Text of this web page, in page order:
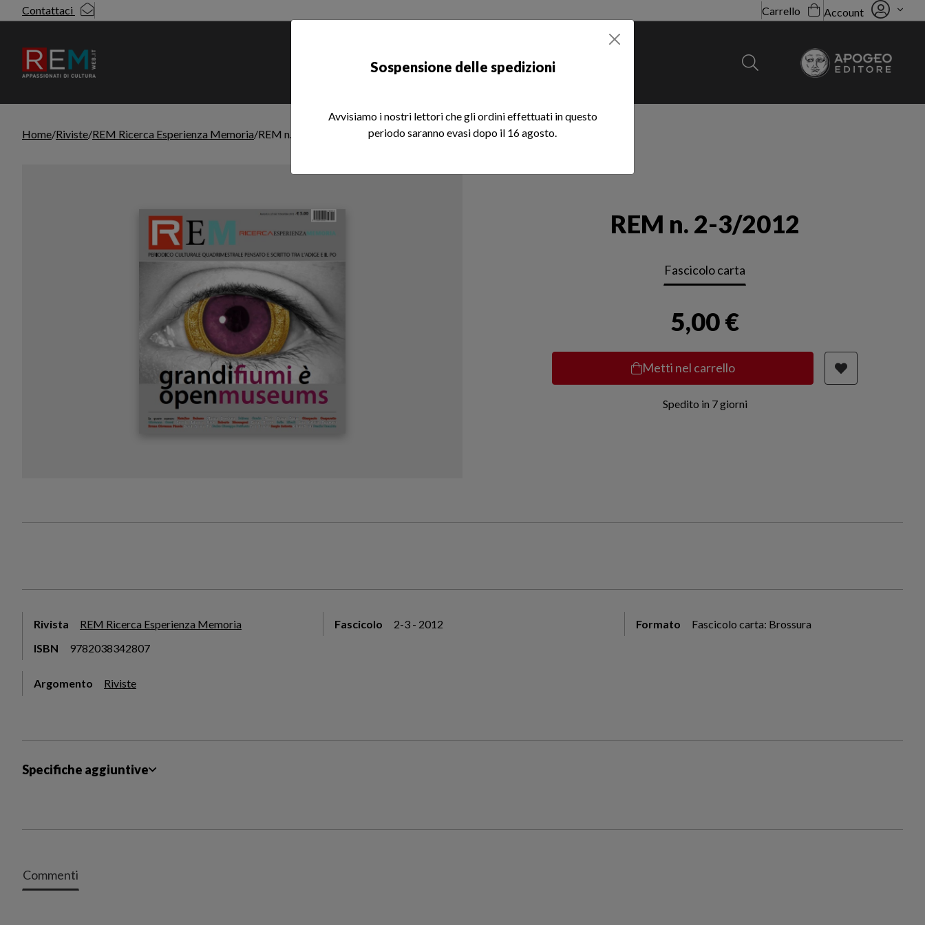
Contattaci Carrello Account
Libri Rivista REM Chi siamo
Home Riviste REM Ricerca Esperienza Memoria REM n. 2-3/2012
REM n. 2-3/2012
Fascicolo carta
5,00 €
Metti nel carrello
Spedito in 7 giorni
Rivista REM Ricerca Esperienza Memoria Fascicolo 2-3 - 2012 Formato
Fascicolo carta: Brossura
ISBN
9782038342807
Argomento Riviste
Specifiche aggiuntive
Commenti
Sospensione delle spedizioni
Avvisiamo i nostri lettori che gli ordini effettuati in questo
periodo saranno evasi dopo il 16 agosto.